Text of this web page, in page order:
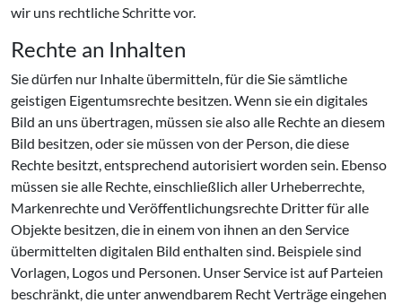
wir uns rechtliche Schritte vor.
Rechte an Inhalten
Sie dürfen nur Inhalte übermitteln, für die Sie sämtliche
geistigen Eigentumsrechte besitzen. Wenn sie ein digitales
Bild an uns übertragen, müssen sie also alle Rechte an diesem
Bild besitzen, oder sie müssen von der Person, die diese
Rechte besitzt, entsprechend autorisiert worden sein. Ebenso
müssen sie alle Rechte, einschließlich aller Urheberrechte,
Markenrechte und Veröffentlichungsrechte Dritter für alle
Objekte besitzen, die in einem von ihnen an den Service
übermittelten digitalen Bild enthalten sind. Beispiele sind
Vorlagen, Logos und Personen. Unser Service ist auf Parteien
beschränkt, die unter anwendbarem Recht Verträge eingehen